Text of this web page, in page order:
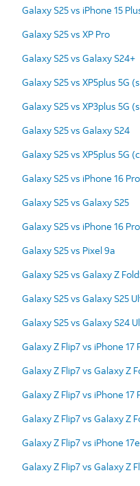
Galaxy S25 vs iPhone 15
Galaxy S25 vs XP Pro
Galaxy S25 vs Galaxy S24+
Galaxy S25 vs XP5plus 5G
Galaxy S25 vs XP3plus 5G
Galaxy S25 vs Galaxy S24
Galaxy S25 vs XP5plus 5G
Galaxy S25 vs iPhone 16
Galaxy S25 vs Galaxy S25
Galaxy S25 vs iPhone 16 Pro
Galaxy S25 vs Pixel 9a
Galaxy S25 vs Galaxy Z
Galaxy S25 vs Galaxy S25
Galaxy S25 vs Galaxy S24
Galaxy Z Flip7 vs iPhone 17
Galaxy Z Flip7 vs Galaxy Z
Galaxy Z Flip7 vs iPhone 17
Galaxy Z Flip7 vs Galaxy Z
Galaxy Z Flip7 vs iPhone 17e
Galaxy Z Flip7 vs Galaxy Z